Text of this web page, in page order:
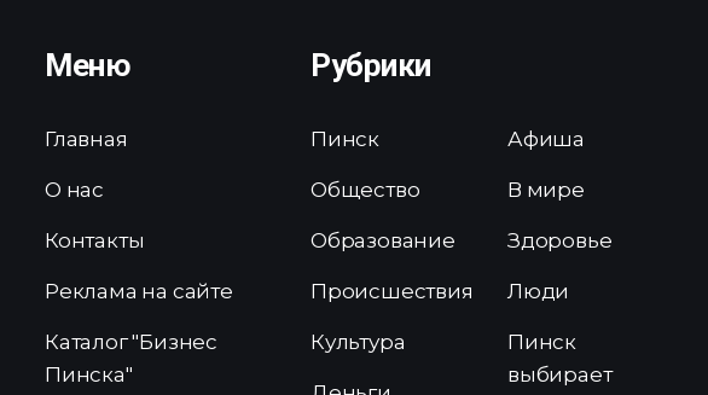
Меню
Главная
О нас
Контакты
Реклама на сайте
Каталог "Бизнес
Пинска"
Рубрики
Пинск
Общество
Образование
Происшествия
Культура
Афиша
В мире
Здоровье
Люди
Пинск
выбирает